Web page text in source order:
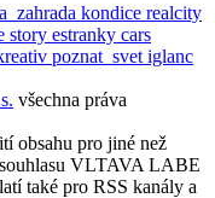
kondice realcity
story estranky cars
poznat_svet iglanc
všechna práva
obsahu pro jiné než
VLTAVA LABE
také pro RSS kanály a